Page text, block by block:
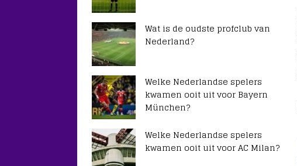
Wat is de oudste profclub van
Nederland?
Welke Nederlandse spelers
kwamen ooit uit voor Bayern
München?
Welke Nederlandse spelers
kwamen ooit uit voor AC Milan?